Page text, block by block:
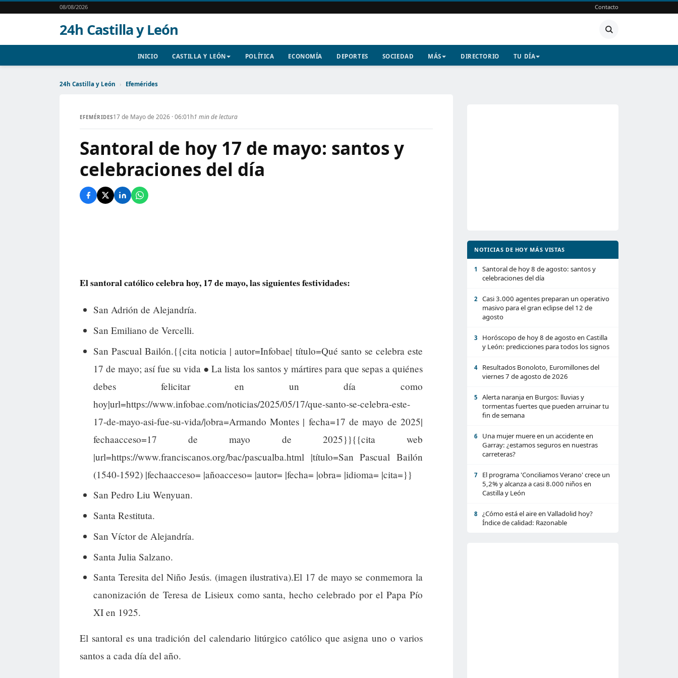
08/08/2026 Contacto
24h Castilla y León
INICIO CASTILLA Y LEÓN POLÍTICA ECONOMÍA DEPORTES SOCIEDAD MÁS DIRECTORIO TU DÍA
24h Castilla y León › Efemérides
EFEMÉRIDES17 de Mayo de 2026 · 06:01h1 min de lectura
Santoral de hoy 17 de mayo: santos y
celebraciones del día
El santoral católico celebra hoy, 17 de mayo, las siguientes festividades:
San Adrión de Alejandría.
San Emiliano de Vercelli.
San Pascual Bailón.{{cita noticia | autor=Infobae| título=Qué santo se celebra este
17 de mayo; así fue su vida ● La lista los santos y mártires para que sepas a quiénes
debes felicitar en un día como
hoy|url=https://www.infobae.com/noticias/2025/05/17/que-santo-se-celebra-este-
17-de-mayo-asi-fue-su-vida/|obra=Armando Montes | fecha=17 de mayo de 2025|
fechaacceso=17 de mayo de 2025}}{{cita web
|url=https://www.franciscanos.org/bac/pascualba.html |título=San Pascual Bailón
(1540-1592) |fechaacceso= |añoacceso= |autor= |fecha= |obra= |idioma= |cita=}}
San Pedro Liu Wenyuan.
Santa Restituta.
San Víctor de Alejandría.
Santa Julia Salzano.
Santa Teresita del Niño Jesús. (imagen ilustrativa).El 17 de mayo se conmemora la
canonización de Teresa de Lisieux como santa, hecho celebrado por el Papa Pío
XI en 1925.
El santoral es una tradición del calendario litúrgico católico que asigna uno o varios
santos a cada día del año.
NOTICIAS DE HOY MÁS VISTAS
1
Santoral de hoy 8 de agosto: santos y
celebraciones del día
2
Casi 3.000 agentes preparan un operativo
masivo para el gran eclipse del 12 de
agosto
3
Horóscopo de hoy 8 de agosto en Castilla
y León: predicciones para todos los signos
4
Resultados Bonoloto, Euromillones del
viernes 7 de agosto de 2026
5
Alerta naranja en Burgos: lluvias y
tormentas fuertes que pueden arruinar tu
fin de semana
6
Una mujer muere en un accidente en
Garray: ¿estamos seguros en nuestras
carreteras?
7
El programa 'Conciliamos Verano' crece un
5,2% y alcanza a casi 8.000 niños en
Castilla y León
8
¿Cómo está el aire en Valladolid hoy?
Índice de calidad: Razonable